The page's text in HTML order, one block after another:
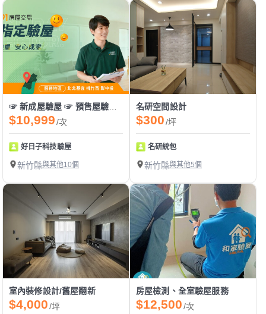
$10,999/次
好日子科技驗屋
新竹縣與其他10個
名研空間設計
$300/坪
名研統包
新竹縣與其他5個
室內裝修設計/舊屋翻新
$4,000/坪
房屋檢測、全室驗屋服務
$12,500/次